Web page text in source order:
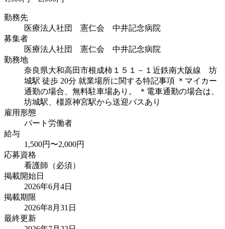
勤務先
医療法人社団 憲仁会 中井記念病院
募集者
医療法人社団 憲仁会 中井記念病院
勤務地
奈良県大和高田市根成柿１５１－１ 近鉄南大阪線 坊
城駅 徒歩 20分 就業場所に関する特記事項 ＊マイカー
通勤の場合、無料駐車場あり。 ＊電車通勤の場合は、
坊城駅、橿原神宮駅から送迎バスあり
雇用形態
パート労働者
給与
1,500円〜2,000円
応募資格
看護師（必須）
掲載開始日
2026年6月4日
掲載期限
2026年8月31日
最終更新